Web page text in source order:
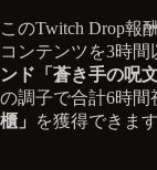
このTwitch Drop報
コンテンツを3時
ンド「蒼き手の呪
の調子で合計6時間
櫃」
を獲得できます